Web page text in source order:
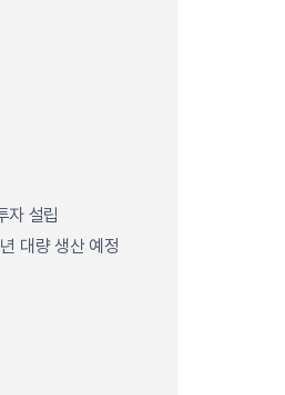
설립
대량 생산 예정